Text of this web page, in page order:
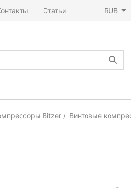
Статьи RUB
Bitzer Винтовые